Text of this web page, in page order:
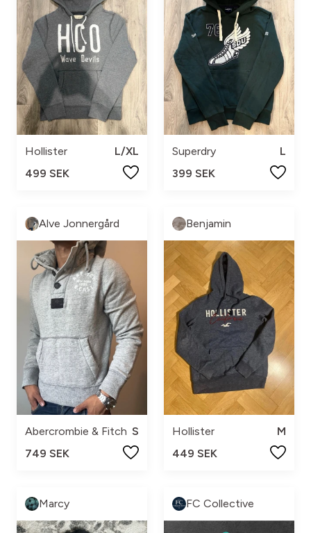
Hollister
L/XL
499 SEK
Superdry
L
399 SEK
Alve Jonnergård
Abercrombie & Fitch S
749 SEK
Benjamin
Hollister
M
449 SEK
Marcy FC Collective